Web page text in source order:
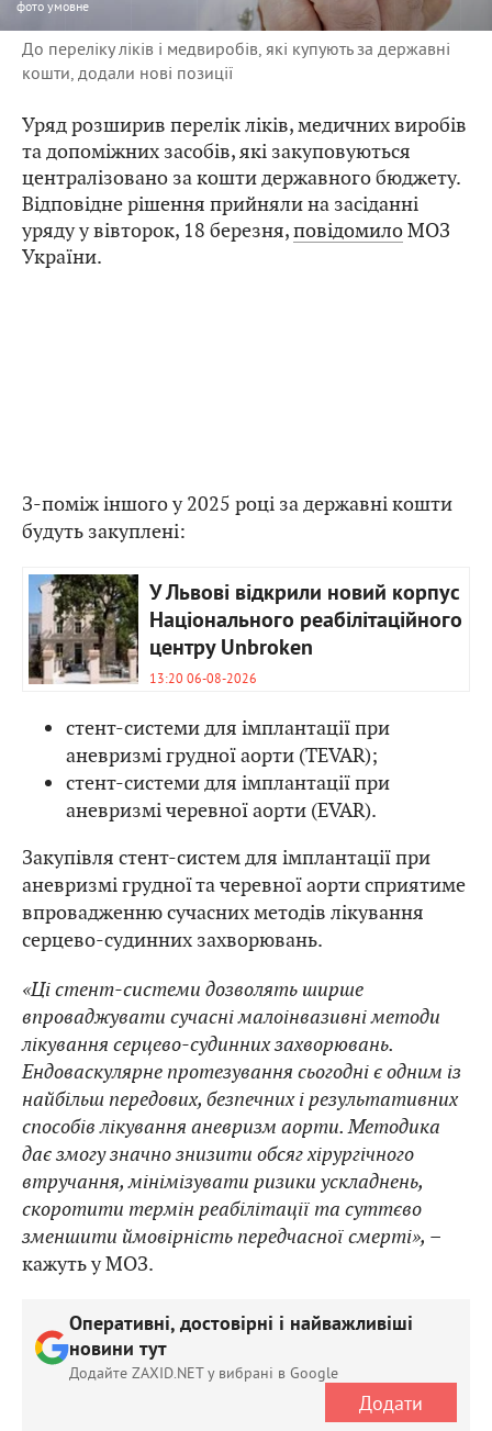
фото умовне
До переліку ліків і медвиробів, які купують за державні
кошти, додали нові позиції
Уряд розширив перелік ліків, медичних виробів
та допоміжних засобів, які закуповуються
централізовано за кошти державного бюджету.
Відповідне рішення прийняли на засіданні
уряду у вівторок, 18 березня,повідомилоМОЗ
України.
З-поміж іншого у 2025 році за державні кошти
будуть закуплені:
У Львові відкрили новий корпус
Національного реабілітаційного
центру Unbroken
13:20 06-08-2026
cтент-системи для імплантації при
аневризмі грудної аорти (TEVAR);
cтент-системи для імплантації при
аневризмі черевної аорти (EVAR).
Закупівля стент-систем для імплантації при
аневризмі грудної та черевної аорти сприятиме
впровадженню сучасних методів лікування
серцево-судинних захворювань.
«Ці стент-системи дозволять ширше
впроваджувати сучасні малоінвазивні методи
лікування серцево-судинних захворювань.
Ендоваскулярне протезування сьогодні є одним із
найбільш передових, безпечних і результативних
способів лікування аневризм аорти. Методика
дає змогу значно знизити обсяг хірургічного
втручання, мінімізувати ризики ускладнень,
скоротити термін реабілітації та суттєво
зменшити ймовірність передчасної смерті», –
кажуть у МОЗ.
Оперативні, достовірні і найважливіші
новини тут
Додайте ZAXID.NET у вибрані в Google
Додати